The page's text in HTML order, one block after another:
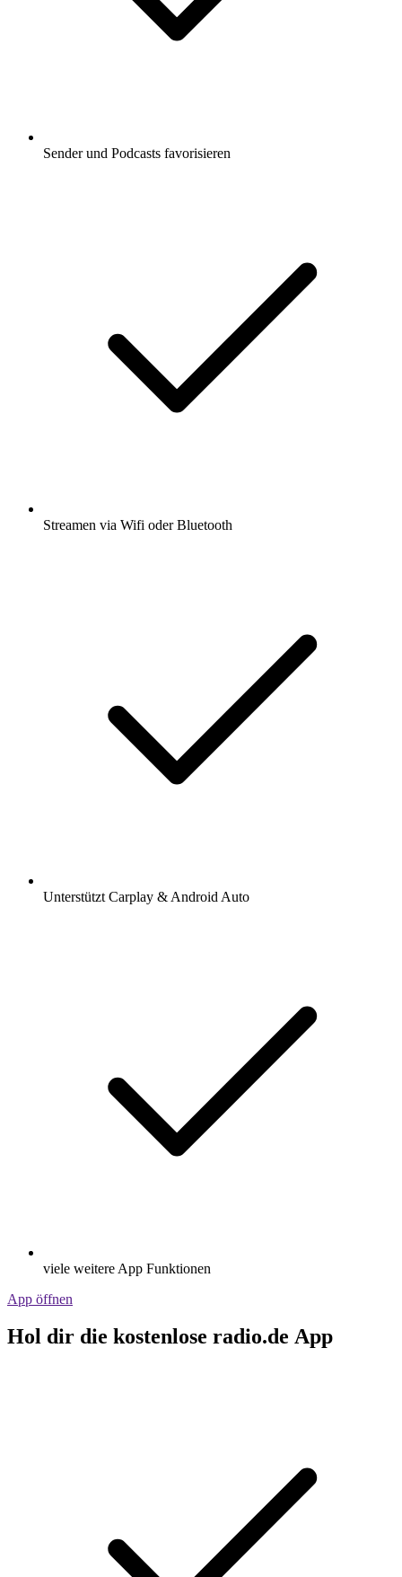
Sender und Podcasts favorisieren
Streamen via Wifi oder Bluetooth
Unterstützt Carplay & Android Auto
viele weitere App Funktionen
App öffnen
Hol dir die kostenlose radio.de App